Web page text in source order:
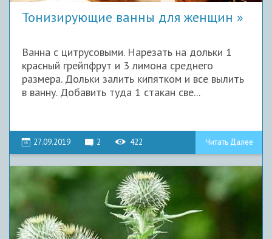
Тонизирующие ванны для женщин
Ванна с цитрусовыми. Нарезать на дольки 1
красный грейпфрут и 3 лимона среднего
размера. Дольки залить кипятком и все вылить
в ванну. Добавить туда 1 стакан све...
27.09.2019 2 422 Читать Далее